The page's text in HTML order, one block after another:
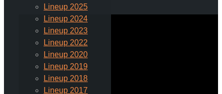
Lineup 2025
Lineup 2024
Lineup 2023
Lineup 2022
Lineup 2020
Lineup 2019
Lineup 2018
Lineup 2017